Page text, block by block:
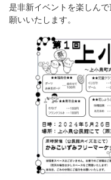
是非新イベントを楽しん
願いいたします。